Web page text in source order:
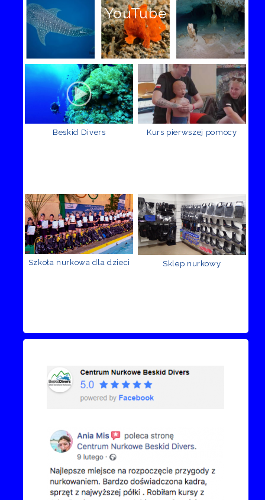
YouTube
Beskid Divers Kurs pierwszej pomocy
Szkoła nurkowa dla dzieci Sklep nurkowy